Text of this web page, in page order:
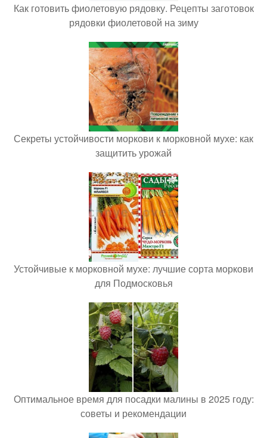
Как готовить фиолетовую рядовку. Рецепты заготовок
рядовки фиолетовой на зиму
Секреты устойчивости моркови к морковной мухе: как
защитить урожай
Устойчивые к морковной мухе: лучшие сорта моркови
для Подмосковья
Оптимальное время для посадки малины в 2025 году:
советы и рекомендации